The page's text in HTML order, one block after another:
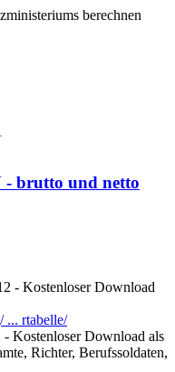
berechnen
- brutto und netto
- Kostenloser Download
... rtabelle/‎
- Kostenloser Download als
Richter, Berufssoldaten,